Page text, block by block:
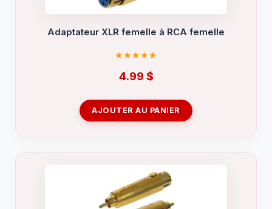
Adaptateur XLR femelle à RCA femelle
4.99 $
AJOUTER AU PANIER